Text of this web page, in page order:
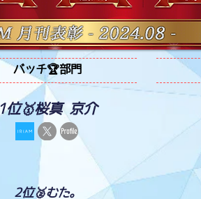
バッチ🏆部門
1位🥇桜真 京介
2位🥈むた。